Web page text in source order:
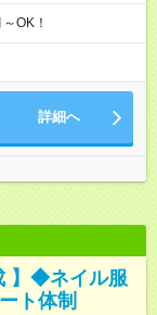
OK！
詳細へ
】◆ネイル服
ト体制